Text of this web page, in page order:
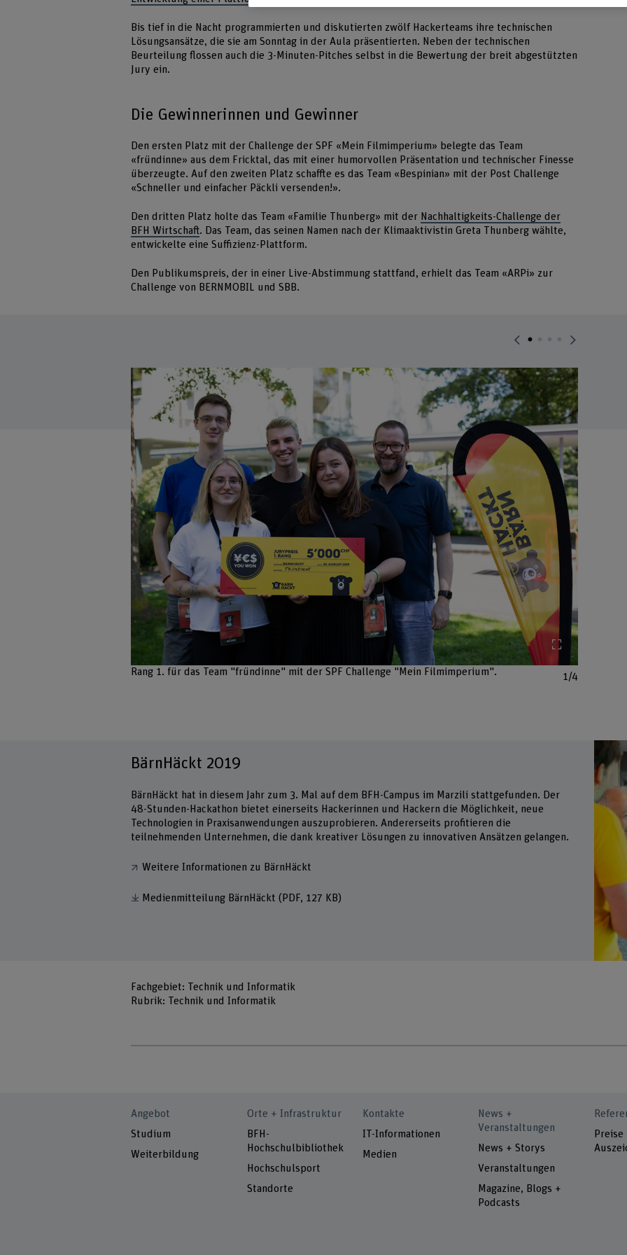
Bis tief in die Nacht programmierten und diskutierten zwölf Hackerteams ihre technischen
Lösungsansätze, die sie am Sonntag in der Aula präsentierten. Neben der technischen
Beurteilung flossen auch die 3-Minuten-Pitches selbst in die Bewertung der breit abgestützten
Jury ein.
Die Gewinnerinnen und Gewinner
Den ersten Platz mit der Challenge der SPF «Mein Filmimperium» belegte das Team
«fründinne» aus dem Fricktal, das mit einer humorvollen Präsentation und technischer Finesse
überzeugte. Auf den zweiten Platz schaffte es das Team «Bespinian» mit der Post Challenge
«Schneller und einfacher Päckli versenden!».
Den dritten Platz holte das Team «Familie Thunberg» mit der Nachhaltigkeits-Challenge der
BFH Wirtschaft. Das Team, das seinen Namen nach der Klimaaktivistin Greta Thunberg wählte,
entwickelte eine Suffizienz-Plattform.
Den Publikumspreis, der in einer Live-Abstimmung stattfand, erhielt das Team «ARPi» zur
Challenge von BERNMOBIL und SBB.
Bild vergrössern
Rang 1. für das Team "fründinne" mit der SPF Challenge "Mein Filmimperium". 1/4
BärnHäckt 2019
BärnHäckt hat in diesem Jahr zum 3. Mal auf dem BFH-Campus im Marzili stattgefunden. Der
48-Stunden-Hackathon bietet einerseits Hackerinnen und Hackern die Möglichkeit, neue
Technologien in Praxisanwendungen auszuprobieren. Andererseits profitieren die
teilnehmenden Unternehmen, die dank kreativer Lösungen zu innovativen Ansätzen gelangen.
Weitere Informationen zu BärnHäckt
Medienmitteilung BärnHäckt(PDF, 127 KB)
Fachgebiet: Technik und Informatik
Rubrik: Technik und Informatik
Angebot
Studium
Weiterbildung
Orte + Infrastruktur
BFH-
Hochschulbibliothek
Hochschulsport
Standorte
Kontakte
IT-Informationen
Medien
News +
Veranstaltungen
News + Storys
Veranstaltungen
Magazine, Blogs +
Podcasts
Preise